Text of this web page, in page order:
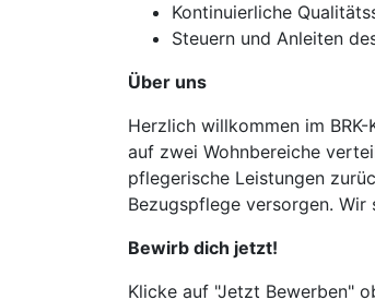
Kontinuierliche
Steuern und Anleiten
Über uns
Herzlich willkommen im
auf zwei Wohnbereiche
pflegerische Leistungen
Bezugspflege versorgen. Wir
Bewirb dich jetzt!
Klicke auf "Jetzt Bewerben"